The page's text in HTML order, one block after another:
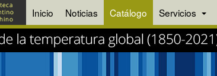
Inicio Noticias Catálogo Servicios